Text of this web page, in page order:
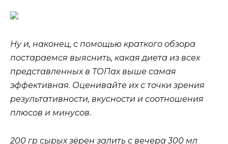
Ну и, наконец, с помощью краткого обзора
постараемся выяснить, какая диета из всех
представленных в ТОПах выше самая
эффективная. Оценивайте их с точки зрения
результативности, вкусности и соотношения
плюсов и минусов.
200 гр сырых зёрен залить с вечера 300 мл